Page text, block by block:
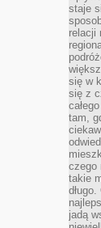
staje
relacji
się w
się z
tam,
czego
takie
jadą